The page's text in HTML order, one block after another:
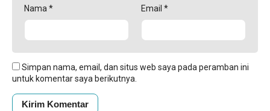
Nama * Email *
Simpan nama, email, dan situs web saya pada peramban ini
untuk komentar saya berikutnya.